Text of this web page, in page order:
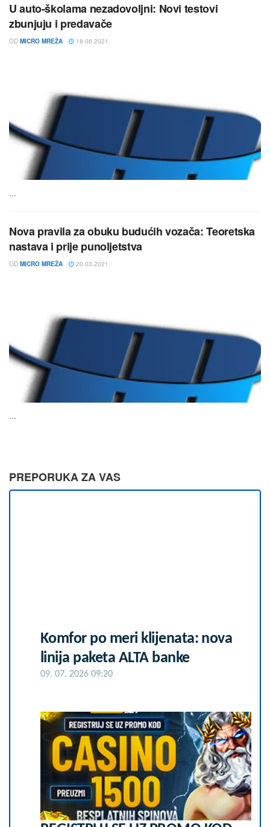
U auto-školama nezadovoljni: Novi testovi
zbunjuju i predavače
OD MICRO MREŽA 18.06.2021.
...
Nova pravila za obuku budućih vozača: Teoretska
nastava i prije punoljetstva
OD MICRO MREŽA 20.03.2021.
...
PREPORUKA ZA VAS
Komfor po meri klijenata: nova
linija paketa ALTA banke
09. 07. 2026 09:20